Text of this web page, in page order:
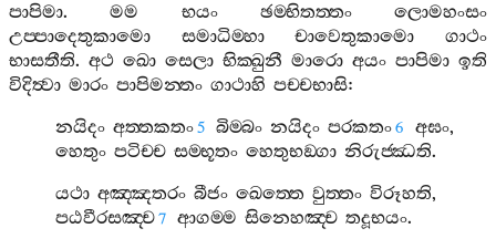
පාපිමා.මම භයං ඡම‍්භිතත‍්තං
ලොමහංසං
උප‍්පාදෙතුකාමො
සමාධිම‍්හා චාවෙතුකාමො
ගාථං
භාසතීති. අථ ඛො සෙලා භික‍්ඛුනී මාරො අයං පාපිමා ඉති
විදිත්‍වා මාරං පාපිමන‍්තං ගාථාහි පච‍්චභාසි:
නයිදං අත‍්තකතං5 බිම‍්බං නයිදං පරකතං6 අඝං,
හෙතුං පටිච‍්ච සම‍්භූතං හෙතුභඞ‍්ගා නිරුජ‍්ඣති.
යථා අඤ‍්ඤතරං බීජං ඛෙත‍්තෙ වුත‍්තං විරූහති,
පඨවීරසඤ‍්ච7 ආගම‍්ම සිනෙහඤ‍්ච තදූභයං.